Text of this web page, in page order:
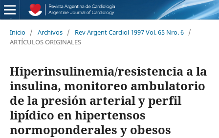
Inicio / Archivos / Rev Argent Cardiol 1997 Vol. 65 Nro. 6 /
ARTÍCULOS ORIGINALES
Hiperinsulinemia/resistencia a la
insulina, monitoreo ambulatorio
de la presión arterial y perfil
lipídico en hipertensos
normoponderales y obesos